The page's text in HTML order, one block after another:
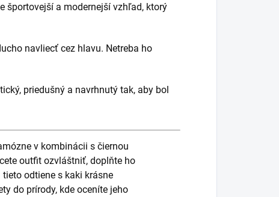
športovejší a modernejší vzhľad, ktorý
navliecť cez hlavu. Netreba ho
priedušný a navrhnutý tak, aby bol
v kombinácii s čiernou
outfit ozvláštniť, doplňte ho
odtiene s kaki krásne
do prírody, kde oceníte jeho